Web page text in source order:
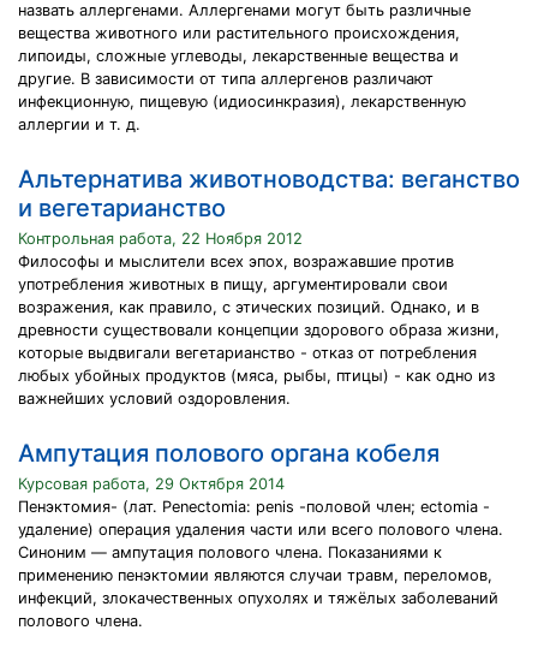
назвать аллергенами. Аллергенами могут быть различные
вещества животного или растительного происхождения,
липоиды, сложные углеводы, лекарственные вещества и
другие. В зависимости от типа аллергенов различают
инфекционную, пищевую (идиосинкразия), лекарственную
аллергии и т. д.
Альтернатива животноводства: веганство
и вегетарианство
Контрольная работа, 22 Ноября 2012
Философы и мыслители всех эпох, возражавшие против
употребления животных в пищу, аргументировали свои
возражения, как правило, с этических позиций. Однако, и в
древности существовали концепции здорового образа жизни,
которые выдвигали вегетарианство - отказ от потребления
любых убойных продуктов (мяса, рыбы, птицы) - как одно из
важнейших условий оздоровления.
Ампутация полового органа кобеля
Курсовая работа, 29 Октября 2014
Пенэктомия- (лат. Penectomia: penis -половой член; ectomia -
удаление) операция удаления части или всего полового члена.
Синоним — ампутация полового члена. Показаниями к
применению пенэктомии являются случаи травм, переломов,
инфекций, злокачественных опухолях и тяжёлых заболеваний
полового члена.